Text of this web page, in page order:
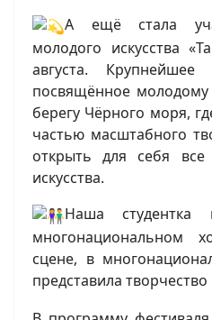
А ещё стала
молодого искусства
августа.
посвящённое молодому
берегу Чёрного моря,
частью масштабного
открыть для себя все
искусства.
Наша студентка
многонациональном
сцене, в
представила